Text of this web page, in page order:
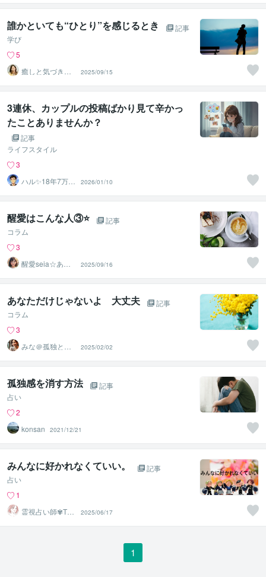
ー＠さら
誰かといても“ひとり”を感じるとき
記事
学び
5
癒しと気づき✨
心理カウンセラ
ー＠さら
2025/09/15
3連休、カップルの投稿ばかり見て辛かっ
たことありませんか？
記事
ライフスタイル
3
ハル✨18年7万人
以上の実績×書籍
著者
2026/01/10
醒愛はこんな人③⭐️
記事
コラム
3
醒愛seia☆あな
たの心に寄り添
います☆
2025/09/16
あなただけじゃないよ 大丈夫
記事
コラム
3
みな＠孤独と不
安に寄り添うカ
ウンセラー
2025/02/02
孤独感を消す方法
記事
占い
2
konsan
2021/12/21
みんなに好かれなくていい。
記事
占い
1
霊視占い師✾TO
KO
2025/06/17
1